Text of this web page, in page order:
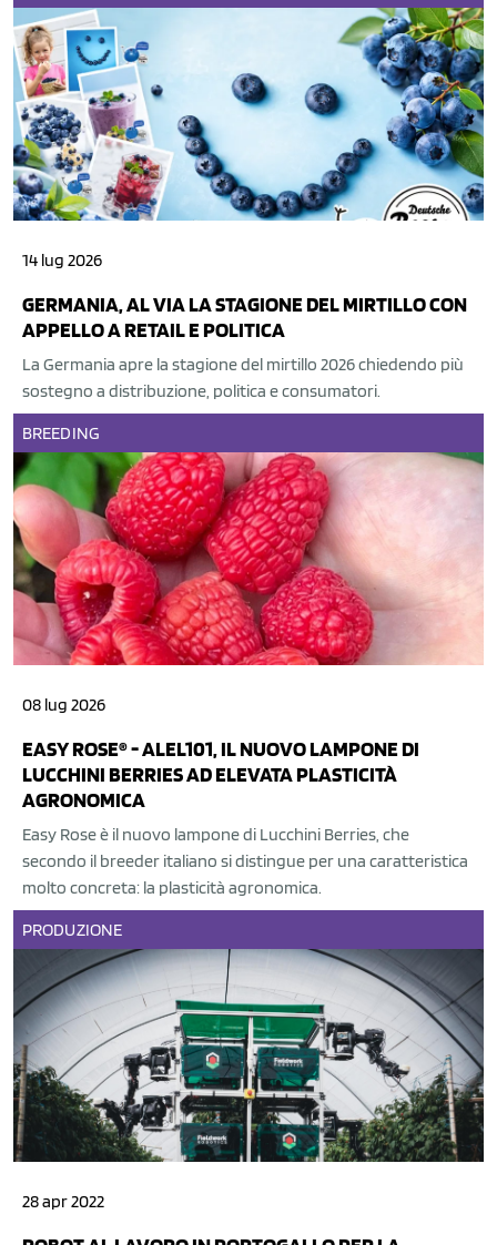
14 lug 2026
GERMANIA, AL VIA LA STAGIONE DEL MIRTILLO CON
APPELLO A RETAIL E POLITICA
La Germania apre la stagione del mirtillo 2026 chiedendo più
sostegno a distribuzione, politica e consumatori.
BREEDING
08 lug 2026
EASY ROSE® - ALEL101, IL NUOVO LAMPONE DI
LUCCHINI BERRIES AD ELEVATA PLASTICITÀ
AGRONOMICA
Easy Rose è il nuovo lampone di Lucchini Berries, che
secondo il breeder italiano si distingue per una caratteristica
molto concreta: la plasticità agronomica.
PRODUZIONE
28 apr 2022